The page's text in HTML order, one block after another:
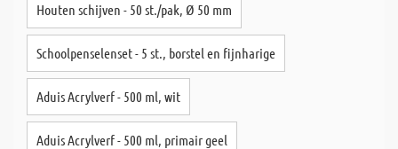
Houten schijven - 50 st./pak, Ø 50 mm
Schoolpenselenset - 5 st., borstel en fijnharige
Aduis Acrylverf - 500 ml, wit
Aduis Acrylverf - 500 ml, primair geel